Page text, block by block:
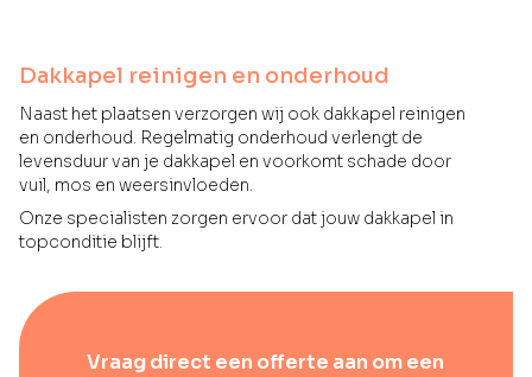
Dakkapel reinigen en onderhoud
Naast het plaatsen verzorgen wij ook dakkapel reinigen
en onderhoud. Regelmatig onderhoud verlengt de
levensduur van je dakkapel en voorkomt schade door
vuil, mos en weersinvloeden.
Onze specialisten zorgen ervoor dat jouw dakkapel in
topconditie blijft.
Vraag direct een offerte aan om een